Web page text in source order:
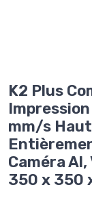
K2 Plus
mm/s
Caméra
350 x 350